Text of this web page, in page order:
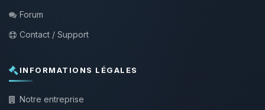
Forum
Contact / Support
INFORMATIONS LÉGALES
Notre entreprise